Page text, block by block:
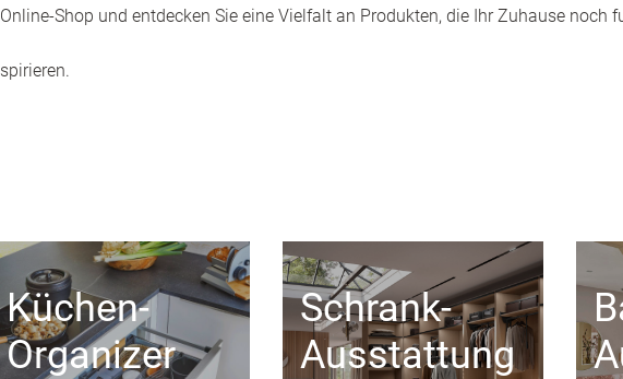
Shop und entdecken Sie eine Vielfalt an Produkten, die Ihr Zuhause noch
Küchen-
Organizer
Schrank-
Ausstattung